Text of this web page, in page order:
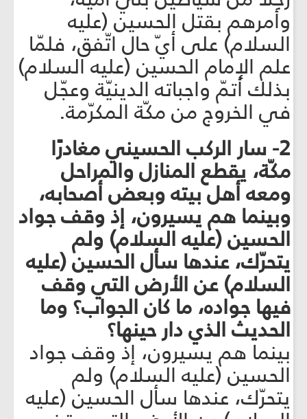
وأمرهم بقتل الحسين (عليه
‌السلام) على أيّ حال اتّفق، فلمّا
علم الإمام الحسين (عليه‌ السلام)
بذلك أتمّ واجباته الدينيّة وعجّل
في الخروج من مكّة المكرّمة.
2- سار الركب الحسيني مغادرًا
مكّة، يقطع المنازل والمراحل
ومعه أهل بيته وبعض أصحابه،
وبينما هم يسيرون، إذ وقف جواد
الحسين (عليه السلام) ولم
يتحرّك، عندها سأل الحسين (عليه
السلام) عن الأرض التي وقف
فيها جواده، ما كان الجواب؟ وما
الحديث الذي دار حينها؟
بينما هم يسيرون، إذ وقف جواد
الحسين (عليه السلام) ولم
يتحرّك، عندها سأل الحسين (عليه